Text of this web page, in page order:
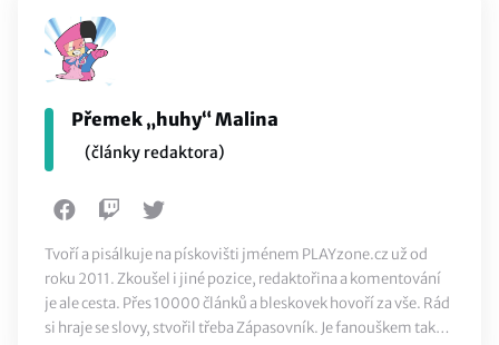
Přemek „huhy“ Malina
(články redaktora)
Tvoří a pisálkuje na pískovišti jménem PLAYzone.cz už od
roku 2011. Zkoušel i jiné pozice, redaktořina a komentování
je ale cesta. Přes 10000 článků a bleskovek hovoří za vše. Rád
si hraje se slovy, stvořil třeba Zápasovník. Je fanouškem také